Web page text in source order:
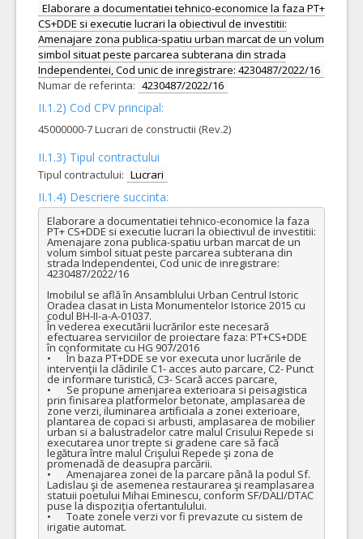
Elaborare a documentatiei tehnico-economice la faza PT+
CS+DDE si executie lucrari la obiectivul de investitii:
Amenajare zona publica-spatiu urban marcat de un volum
simbol situat peste parcarea subterana din strada
Independentei, Cod unic de inregistrare: 4230487/2022/16
Numar de referinta: 4230487/2022/16
II.1.2) Cod CPV principal:
45000000-7 Lucrari de constructii (Rev.2)
II.1.3) Tipul contractului
Tipul contractului: Lucrari
II.1.4) Descriere succinta:
Elaborare a documentatiei tehnico-economice la faza
PT+ CS+DDE si executie lucrari la obiectivul de investitii:
Amenajare zona publica-spatiu urban marcat de un
volum simbol situat peste parcarea subterana din
strada Independentei, Cod unic de inregistrare:
4230487/2022/16
Imobilul se află în Ansamblului Urban Centrul Istoric
Oradea clasat in Lista Monumentelor Istorice 2015 cu
codul BH-II-a-A-01037.
În vederea executării lucrărilor este necesară
efectuarea serviciilor de proiectare faza: PT+CS+DDE
în conformitate cu HG 907/2016
•	În baza PT+DDE se vor executa unor lucrările de
intervenţii la clădirile C1- acces auto parcare, C2- Punct
de informare turistică, C3- Scară acces parcare,
•	Se propune amenjarea exterioara si peisagistica
prin finisarea platformelor betonate, amplasarea de
zone verzi, iluminarea artificiala a zonei exterioare,
plantarea de copaci si arbusti, amplasarea de mobilier
urban si a balustradelor catre malul Crisului Repede si
executarea unor trepte si gradene care să facă
legătura între malul Crişului Repede şi zona de
promenadă de deasupra parcării.
•	Amenajarea zonei de la parcare până la podul Sf.
Ladislau şi de asemenea restaurarea şi reamplasarea
statuii poetului Mihai Eminescu, conform SF/DALI/DTAC
puse la dispoziţia ofertantulului.
•	Toate zonele verzi vor fi prevazute cu sistem de
irigatie automat.